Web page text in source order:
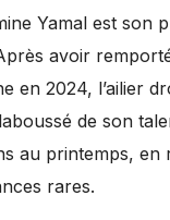
Yamal est son
avoir
en 2024, l’ailier
de son
au printemps, en
rares.